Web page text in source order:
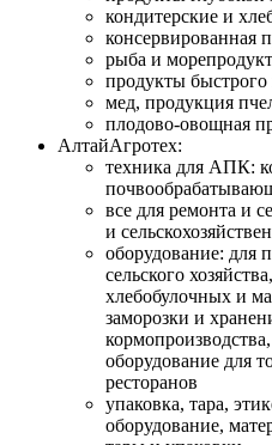
кондитерские и
консервированная
рыба и
продукты быстрого
мед, продукция
плодово-овощная
АлтайАгротех:
техника для АПК:
все для ремонта и
и
оборудование: для
сельского
хлебобулочных и
заморозки и
оборудование для
ресторанов
упаковка, тара,
оборудование,